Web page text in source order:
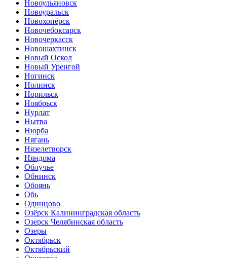
Новоульяновск
Новоуральск
Новохопёрск
Новочебоксарск
Новочеркасск
Новошахтинск
Новый Оскол
Новый Уренгой
Ногинск
Нолинск
Норильск
Ноябрьск
Нурлат
Нытва
Нюрба
Нягань
Нязелетворск
Няндома
Облучье
Обнинск
Обоянь
Обь
Одинцово
Озёрск Калининградская область
Озерск Челябинская область
Озеры
Октябрьск
Октябрьский